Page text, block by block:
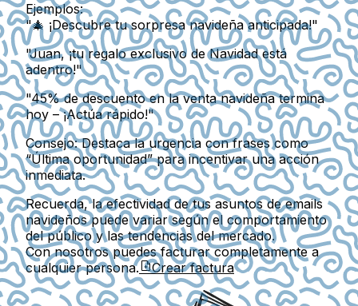
Ejemplos:
"🎄 ¡Descubre tu sorpresa navideña anticipada!"
"Juan, ¡tu regalo exclusivo de Navidad está
adentro!"
"45% de descuento en la venta navideña termina
hoy – ¡Actúa rápido!"
Consejo:Destaca la urgencia con frases como
“Última oportunidad” para incentivar una acción
inmediata.
Recuerda, la efectividad de tus asuntos de emails
navideños puede variar según el comportamiento
del público y las tendencias del mercado.
Con nosotros puedes facturar completamente a
cualquier persona.
Crear factura